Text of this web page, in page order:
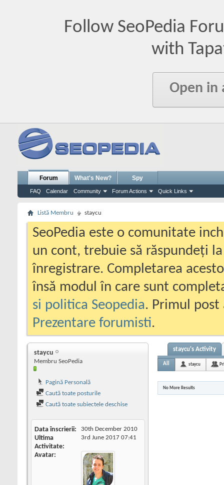
Follow SeoPedia
with
Open in
Forum
FAQ Calendar Community Forum Actions Quick Links
What's New? Spy
Listă Membru staycu
SeoPedia este o comunitate
un cont, trebuie să răspundeți
înregistrare. Completarea
însă modul în care sunt
si politica Seopedia. Primul
Prezentare forumisti.
staycu
Membru SeoPedia
Pagină Personală
Caută toate posturile
Caută toate subiectele deschise
Data înscrierii 30th December 2010
Ultima
Activitate
3rd June 2017 07:41
Avatar
staycu's Activity
All staycu
No More Results